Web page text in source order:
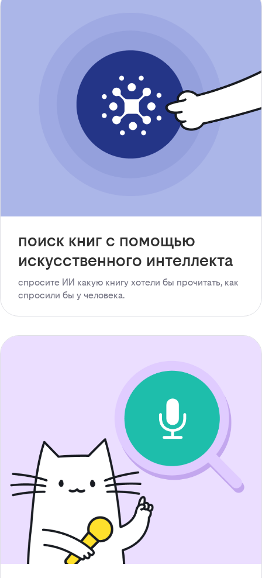
поиск книг с помощью
искусственного интеллекта
спросите ИИ какую книгу хотели бы прочитать, как
спросили бы у человека.